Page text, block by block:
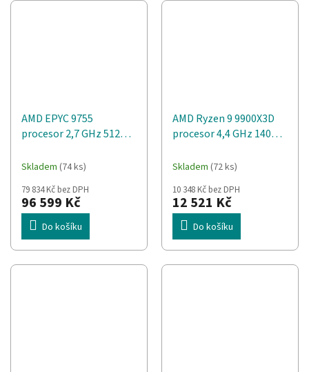
AMD EPYC 9755
procesor 2,7 GHz 512
Skladem (74 ks)
79 834 Kč bez DPH
96 599 Kč
Do košíku
AMD Ryzen 9 9900X3D
procesor 4,4 GHz 140
Skladem (72 ks)
10 348 Kč bez DPH
12 521 Kč
Do košíku